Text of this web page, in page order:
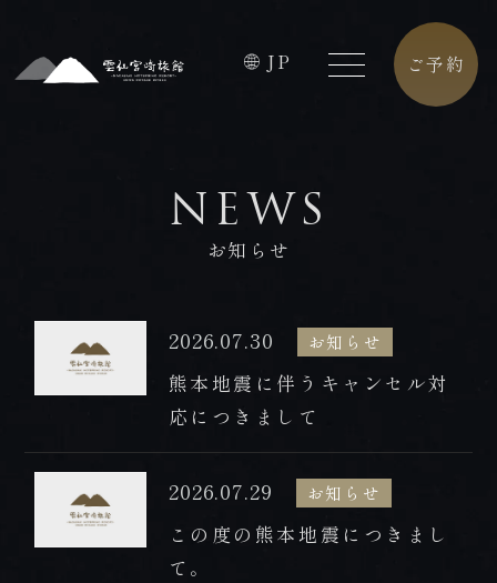
JP ご予約
ROOMS
客室
PREMIUM
FLOOR
プレミアムフロア
HOT SPRING
館内施設
CAFE
ACCESS
アクセス
CONTACT
お問合せ
BOOK NOW
NEWS
お知らせ
2026.07.30 お知らせ
熊本地震に伴うキャンセル対
応につきまして
2026.07.29 お知らせ
この度の熊本地震につきまし
て。